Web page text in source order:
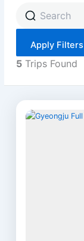
Apply Filters
5Trips Found